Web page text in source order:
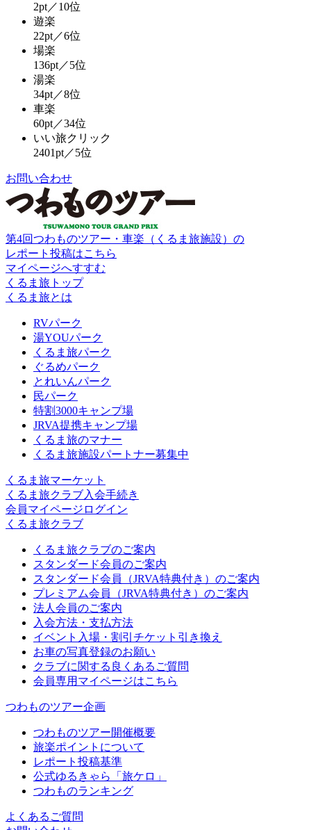
2pt／10位
遊楽
22pt／6位
場楽
136pt／5位
湯楽
34pt／8位
車楽
60pt／34位
いい旅クリック
2401pt／5位
お問い合わせ
第4回つわものツアー・車楽（くるま旅施設）の
レポート投稿はこちら
マイページへすすむ
くるま旅トップ
くるま旅とは
RVパーク
湯YOUパーク
くるま旅パーク
ぐるめパーク
とれいんパーク
民パーク
特割3000キャンプ場
JRVA提携キャンプ場
くるま旅のマナー
くるま旅施設パートナー募集中
くるま旅マーケット
くるま旅クラブ入会手続き
会員マイページログイン
くるま旅クラブ
くるま旅クラブのご案内
スタンダード会員のご案内
スタンダード会員（JRVA特典付き）のご案内
プレミアム会員（JRVA特典付き）のご案内
法人会員のご案内
入会方法・支払方法
イベント入場・割引チケット引き換え
お車の写真登録のお願い
クラブに関する良くあるご質問
会員専用マイページはこちら
つわものツアー企画
つわものツアー開催概要
旅楽ポイントについて
レポート投稿基準
公式ゆるきゃら「旅ケロ」
つわものランキング
よくあるご質問